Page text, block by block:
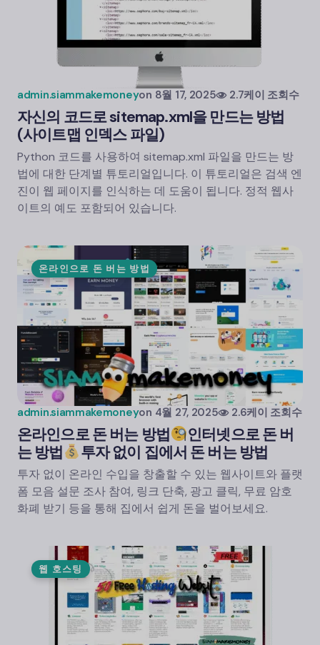
admin.siammakemoneyon 8월 17, 2025 2.7케이 조회수
자신의 코드로 sitemap.xml을 만드는 방법
(사이트맵 인덱스 파일)
Python 코드를 사용하여 sitemap.xml 파일을 만드는 방
법에 대한 단계별 튜토리얼입니다. 이 튜토리얼은 검색 엔
진이 웹 페이지를 인식하는 데 도움이 됩니다. 정적 웹사
이트의 예도 포함되어 있습니다.
온라인으로 돈 버는 방법
admin.siammakemoneyon 4월 27, 2025 2.6케이 조회수
온라인으로 돈 버는 방법
인터넷으로 돈 버
는 방법
투자 없이 집에서 돈 버는 방법
투자 없이 온라인 수입을 창출할 수 있는 웹사이트와 플랫
폼 모음 설문 조사 참여, 링크 단축, 광고 클릭, 무료 암호
화폐 받기 등을 통해 집에서 쉽게 돈을 벌어보세요.
웹 호스팅